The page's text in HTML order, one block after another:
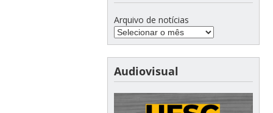
Arquivo de notícias
Audiovisual